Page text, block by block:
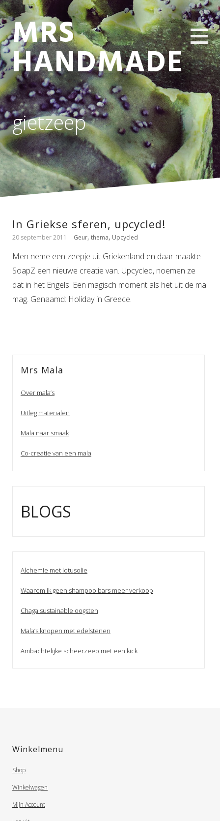
MRS
HANDMADE
gietzeep
In Griekse sferen, upcycled!
20 september 2011 Geur, thema, Upcycled
Men neme een zeepje uit Griekenland en daar maakte
SoapZ een nieuwe creatie van. Upcycled, noemen ze
dat in het Engels. Een magisch moment als het uit de mal
mag. Genaamd: Holiday in Greece.
Mrs Mala
Over mala’s
Uitleg materialen
Mala naar smaak
Co-creatie van een mala
BLOGS
Alchemie met lotusolie
Waarom ik geen shampoo bars meer verkoop
Chaga sustainable oogsten
Mala’s knopen met edelstenen
Ambachtelijke scheerzeep met een kick
Winkelmenu
Shop
Winkelwagen
Mijn Account